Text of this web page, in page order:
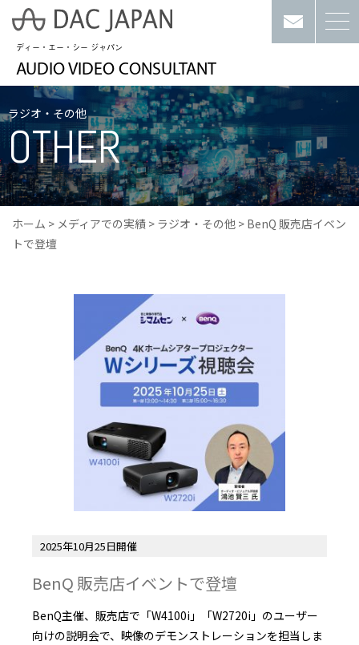
ディー・エー・シー ジャパン
AUDIO VIDEO CONSULTANT
ラジオ・その他
OTHER
ホーム > メディアでの実績 > ラジオ・その他 > BenQ 販売店イベン
トで登壇
2025年10月25日開催
BenQ 販売店イベントで登壇
BenQ主催、販売店で「W4100i」「W2720i」のユーザー
向けの説明会で、映像のデモンストレーションを担当しま